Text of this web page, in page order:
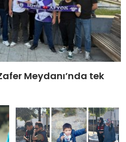
Meydanı’nda tek